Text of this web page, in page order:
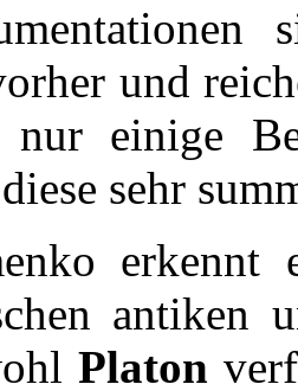
und
einige
sehr
erkennt
antiken
Platon